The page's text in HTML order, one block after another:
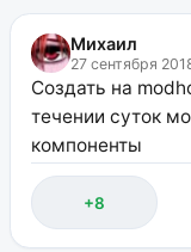
Михаил
27 сентября
Создать на
течении суток
компоненты
+8